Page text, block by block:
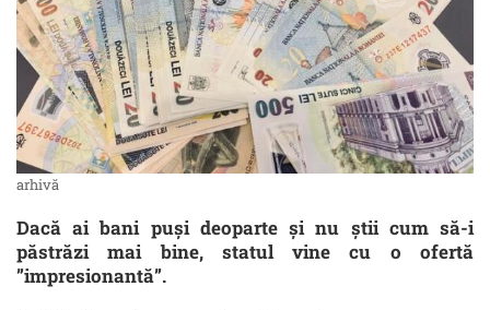
arhivă
Dacă ai bani puși deoparte și nu știi cum să-i
păstrăzi mai bine, statul vine cu o ofertă
”impresionantă”.